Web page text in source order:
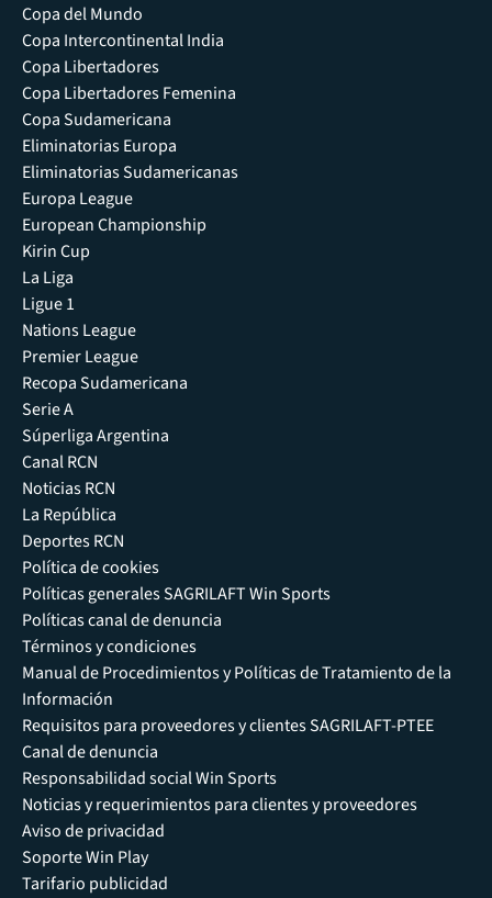
Copa del Mundo
Copa Intercontinental India
Copa Libertadores
Copa Libertadores Femenina
Copa Sudamericana
Eliminatorias Europa
Eliminatorias Sudamericanas
Europa League
European Championship
Kirin Cup
La Liga
Ligue 1
Nations League
Premier League
Recopa Sudamericana
Serie A
Súperliga Argentina
Canal RCN
Noticias RCN
La República
Deportes RCN
Política de cookies
Políticas generales SAGRILAFT Win Sports
Políticas canal de denuncia
Términos y condiciones
Manual de Procedimientos y Políticas de Tratamiento de la
Información
Requisitos para proveedores y clientes SAGRILAFT-PTEE
Canal de denuncia
Responsabilidad social Win Sports
Noticias y requerimientos para clientes y proveedores
Aviso de privacidad
Soporte Win Play
Tarifario publicidad